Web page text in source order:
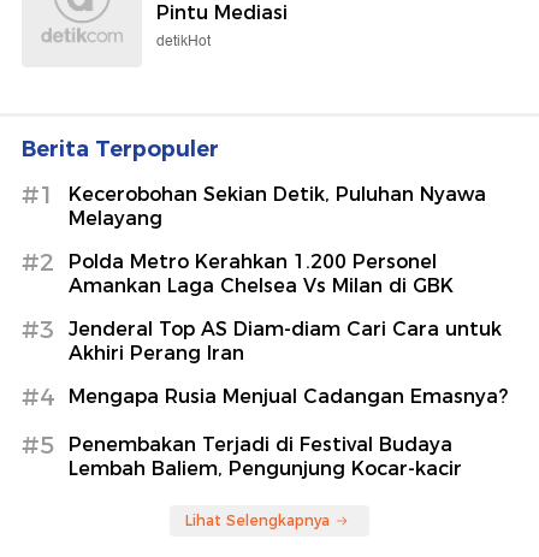
Pintu Mediasi
detikHot
Berita Terpopuler
#1
Kecerobohan Sekian Detik, Puluhan Nyawa
Melayang
#2
Polda Metro Kerahkan 1.200 Personel
Amankan Laga Chelsea Vs Milan di GBK
#3
Jenderal Top AS Diam-diam Cari Cara untuk
Akhiri Perang Iran
#4 Mengapa Rusia Menjual Cadangan Emasnya?
#5
Penembakan Terjadi di Festival Budaya
Lembah Baliem, Pengunjung Kocar-kacir
Lihat Selengkapnya